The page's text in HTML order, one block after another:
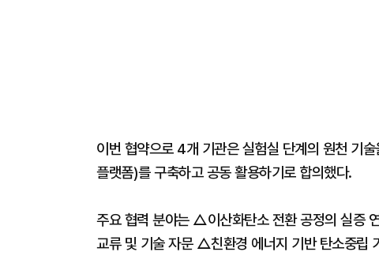
이번 협약으로 4개 기관은 실험실 단계의 원천 기
플랫폼)를 구축하고 공동 활용하기로 합의했다.
주요 협력 분야는 △이산화탄소 전환 공정의 실증
교류 및 기술 자문 △친환경 에너지 기반 탄소중립